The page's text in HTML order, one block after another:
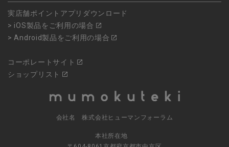
実店舗ポイントアプリダウンロード
> iOS製品をご利用の場合
> Android製品をご利用の場合
コーポレートサイト
ショップリスト
会社名 株式会社ヒューマンフォーラム
本社所在地